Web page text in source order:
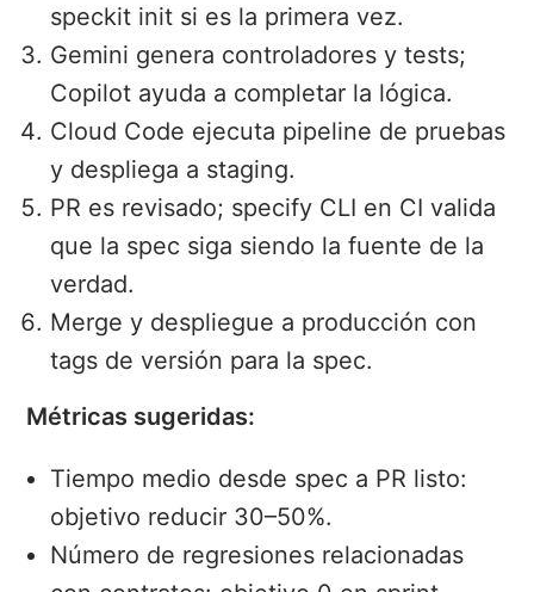
speckit init si es la primera vez.
Gemini genera controladores y tests;
Copilot ayuda a completar la lógica.
Cloud Code ejecuta pipeline de pruebas
y despliega a staging.
PR es revisado; specify CLI en CI valida
que la spec siga siendo la fuente de la
verdad.
Merge y despliegue a producción con
tags de versión para la spec.
Métricas sugeridas:
Tiempo medio desde spec a PR listo:
objetivo reducir 30–50%.
Número de regresiones relacionadas